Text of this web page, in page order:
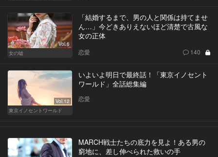
Vol.6
女の嘘
「結婚するまで、男の人と関係は持てませ
ん…」今どきありえないほど清楚で古風な
女の正体
恋愛 140
Vol.12
東京イノセントワールド
いよいよ明日で最終話！「東京イノセント
ワールド」全話総集編
恋愛
MARCH戦士たちの底力を見よ！ある男の
窮地に、差し伸べられた救いの手